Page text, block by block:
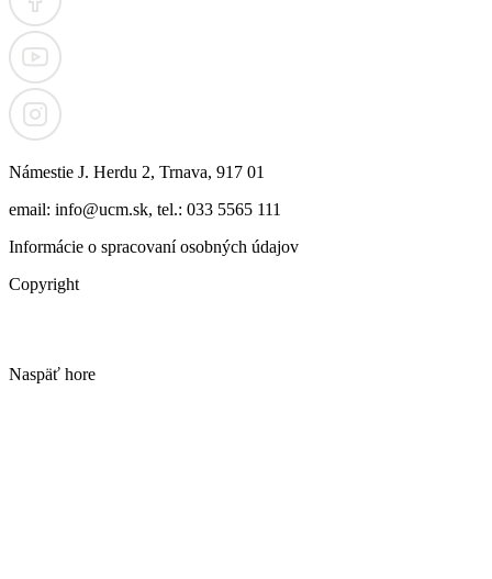
Námestie J. Herdu 2, Trnava, 917 01
email: info@ucm.sk, tel.: 033 5565 111
Informácie o spracovaní osobných údajov
Copyright
Naspäť hore